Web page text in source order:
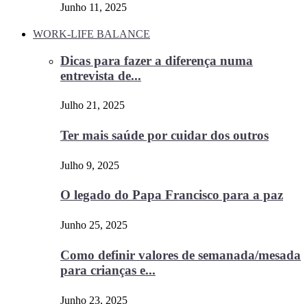
Junho 11, 2025
WORK-LIFE BALANCE
Dicas para fazer a diferença numa
entrevista de...
Julho 21, 2025
Ter mais saúde por cuidar dos outros
Julho 9, 2025
O legado do Papa Francisco para a paz
Junho 25, 2025
Como definir valores de semanada/mesada
para crianças e...
Junho 23, 2025